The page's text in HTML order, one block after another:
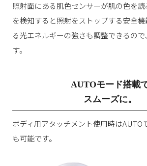
照射面にある肌色センサーが肌の色を
を検知すると照射をストップする安全
る光エネルギーの強さも調整できるの
す。
AUTOモード搭載
スムーズに。
ボディ用アタッチメント使用時はAUTO
も可能です。